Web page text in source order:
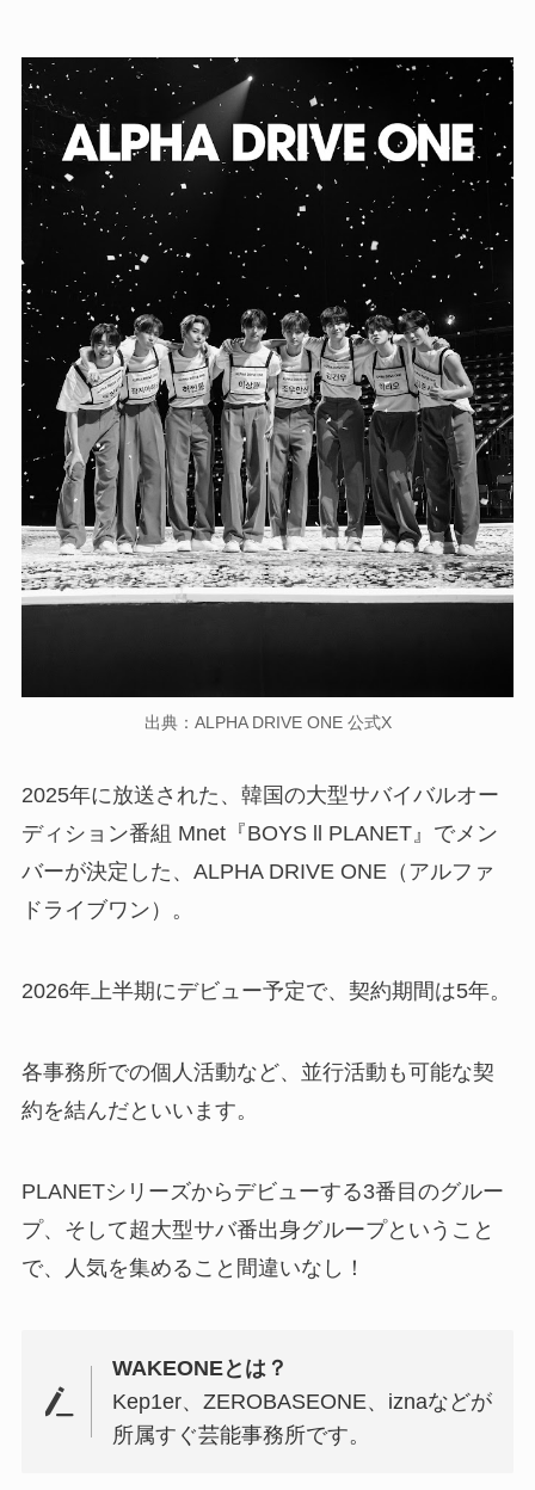
出典：ALPHA DRIVE ONE 公式X
2025年に放送された、韓国の大型サバイバルオー
ディション番組 Mnet『BOYS ll PLANET』でメン
バーが決定した、ALPHA DRIVE ONE（アルファ
ドライブワン）。
2026年上半期にデビュー予定で、契約期間は5年。
各事務所での個人活動など、並行活動も可能な契
約を結んだといいます。
PLANETシリーズからデビューする3番目のグルー
プ、そして超大型サバ番出身グループということ
で、人気を集めること間違いなし！
WAKEONEとは？
Kep1er、ZEROBASEONE、iznaなどが
所属すぐ芸能事務所です。